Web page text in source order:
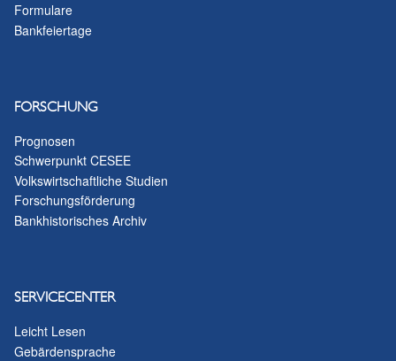
Formulare
Bankfeiertage
FORSCHUNG
Prognosen
Schwerpunkt CESEE
Volkswirtschaftliche Studien
Forschungsförderung
Bankhistorisches Archiv
SERVICECENTER
Leicht Lesen
Gebärdensprache